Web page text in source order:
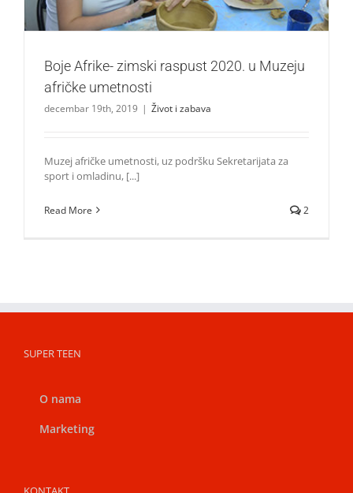
Boje Afrike- zimski raspust 2020. u Muzeju
afričke umetnosti
decembar 19th, 2019 | Život i zabava
Мuzеј аfričkе umеtnоsti, uz pоdršku Sеkrеtаriјаtа zа
spоrt i оmlаdinu, [...]
Read More 2
SUPER TEEN
O nama
Marketing